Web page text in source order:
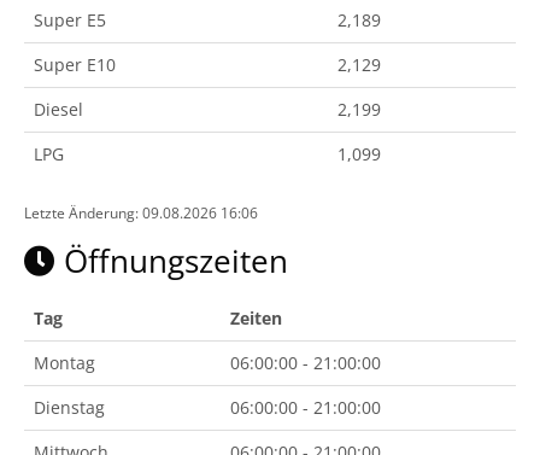
Super E5
2,189
Super E10
2,129
Diesel
2,199
LPG
1,099
Letzte Änderung: 09.08.2026 16:06
Öffnungszeiten
Tag
Zeiten
Montag
06:00:00 - 21:00:00
Dienstag
06:00:00 - 21:00:00